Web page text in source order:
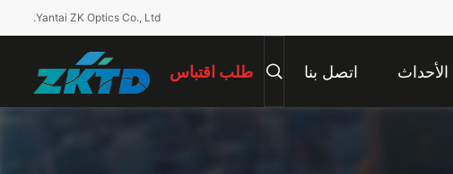
Yantai ZK Optics Co., Ltd.
الأحداث اتصل بنا طلب اقتباس